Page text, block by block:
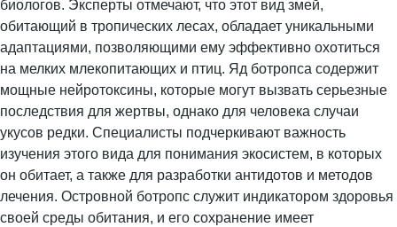
биологов. Эксперты отмечают, что этот вид змей,
обитающий в тропических лесах, обладает уникальными
адаптациями, позволяющими ему эффективно охотиться
на мелких млекопитающих и птиц. Яд ботропса содержит
мощные нейротоксины, которые могут вызвать серьезные
последствия для жертвы, однако для человека случаи
укусов редки. Специалисты подчеркивают важность
изучения этого вида для понимания экосистем, в которых
он обитает, а также для разработки антидотов и методов
лечения. Островной ботропс служит индикатором здоровья
своей среды обитания, и его сохранение имеет